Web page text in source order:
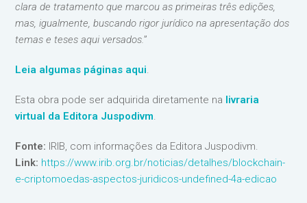
clara de tratamento que marcou as primeiras três edições,
mas, igualmente, buscando rigor jurídico na apresentação dos
temas e teses aqui versados.”
Leia algumas páginas aqui.
Esta obra pode ser adquirida diretamente na livraria
virtual da Editora Juspodivm.
Fonte: IRIB, com informações da Editora Juspodivm.
Link: https://www.irib.org.br/noticias/detalhes/blockchain-
e-criptomoedas-aspectos-juridicos-undefined-4a-edicao